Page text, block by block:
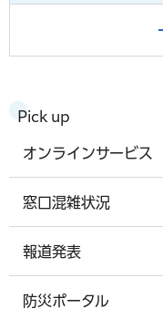
Pick up
オンラインサービス
窓口混雑状況
報道発表
防災ポータル